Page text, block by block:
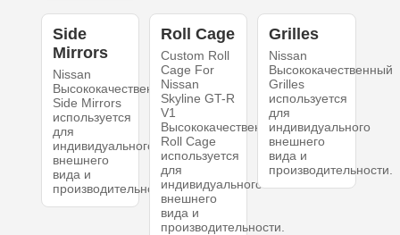
Side
Mirrors
Nissan
Высококачественный
Side Mirrors
используется
для
индивидуального
внешнего
вида и
производительности.
Roll Cage
Custom Roll
Cage For
Nissan
Skyline GT-R
V1
Высококачественный
Roll Cage
используется
для
индивидуального
внешнего
вида и
производительности.
Grilles
Nissan
Высококачественный
Grilles
используется
для
индивидуального
внешнего
вида и
производительности.